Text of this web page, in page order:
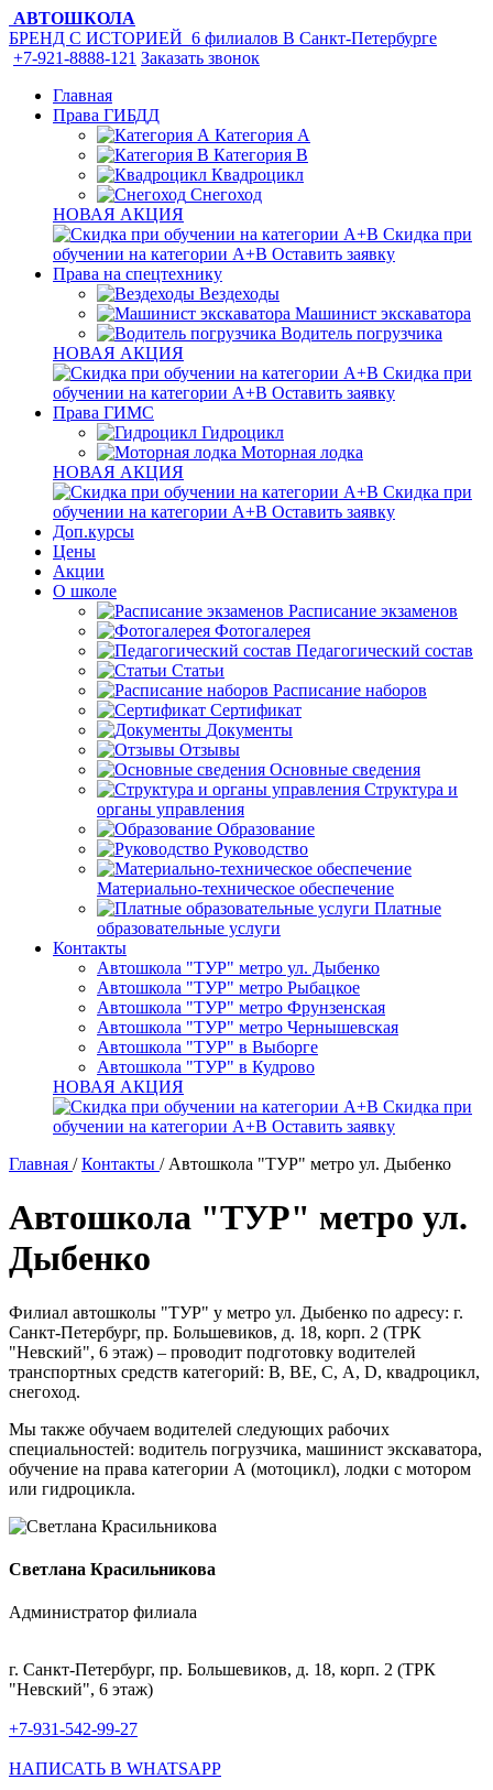
АВТОШКОЛА
БРЕНД С ИСТОРИЕЙ 6 филиалов В Санкт-Петербурге
+7-921-8888-121 Заказать звонок
Главная
Права ГИБДД
Категория A
Категория B
Квадроцикл
Снегоход
НОВАЯ АКЦИЯ
Скидка при
обучении на категории А+В Оставить заявку
Права на спецтехнику
Вездеходы
Машинист экскаватора
Водитель погрузчика
НОВАЯ АКЦИЯ
Скидка при
обучении на категории А+В Оставить заявку
Права ГИМС
Гидроцикл
Моторная лодка
НОВАЯ АКЦИЯ
Скидка при
обучении на категории А+В Оставить заявку
Доп.курсы
Цены
Акции
О школе
Расписание экзаменов
Фотогалерея
Педагогический состав
Статьи
Расписание наборов
Сертификат
Документы
Отзывы
Основные сведения
Структура и
органы управления
Образование
Руководство
Материально-техническое обеспечение
Платные
образовательные услуги
Контакты
Автошкола "ТУР" метро ул. Дыбенко
Автошкола "ТУР" метро Рыбацкое
Автошкола "ТУР" метро Фрунзенская
Автошкола "ТУР" метро Чернышевская
Автошкола "ТУР" в Выборге
Автошкола "ТУР" в Кудрово
НОВАЯ АКЦИЯ
Скидка при
обучении на категории А+В Оставить заявку
Главная /Контакты / Автошкола "ТУР" метро ул. Дыбенко
Автошкола "ТУР" метро ул.
Дыбенко
Филиал автошколы "ТУР" у метро ул. Дыбенко по адресу: г.
Санкт-Петербург, пр. Большевиков, д. 18, корп. 2 (ТРК
"Невский", 6 этаж) – проводит подготовку водителей
транспортных средств категорий: В, ВЕ, С, A, D, квадроцикл,
снегоход.
Мы также обучаем водителей следующих рабочих
специальностей: водитель погрузчика, машинист экскаватора,
обучение на права категории А (мотоцикл), лодки с мотором
или гидроцикла.
Светлана Красильникова
Администратор филиала
г. Санкт-Петербург, пр. Большевиков, д. 18, корп. 2 (ТРК
"Невский", 6 этаж)
+7-931-542-99-27
НАПИСАТЬ В WHATSAPP